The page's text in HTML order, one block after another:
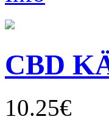
CBD
10.25€